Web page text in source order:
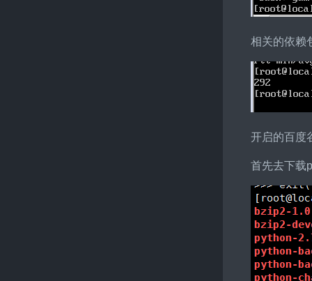
相关的依赖
开启的百度
首先去下载